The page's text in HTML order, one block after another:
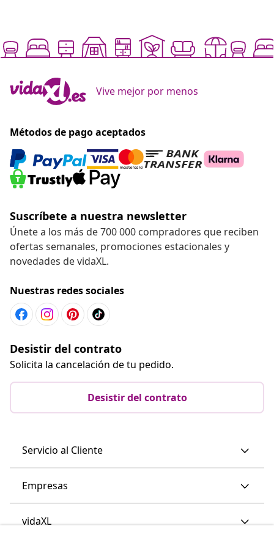
Vive mejor por menos
Métodos de pago aceptados
Suscríbete a nuestra newsletter
Únete a los más de 700 000 compradores que reciben
ofertas semanales, promociones estacionales y
novedades de vidaXL.
Nuestras redes sociales
Desistir del contrato
Solicita la cancelación de tu pedido.
Desistir del contrato
Servicio al Cliente
Empresas
vidaXL